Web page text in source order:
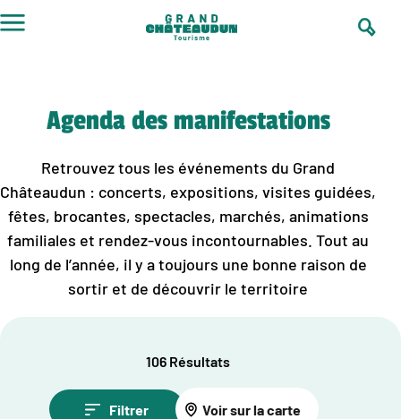
au
Agenda des manifestations
Retrouvez tous les événements du Grand
Châteaudun : concerts, expositions, visites guidées,
fêtes, brocantes, spectacles, marchés, animations
familiales et rendez-vous incontournables. Tout au
long de l’année, il y a toujours une bonne raison de
sortir et de découvrir le territoire
106 Résultats
Filtrer Voir sur la carte